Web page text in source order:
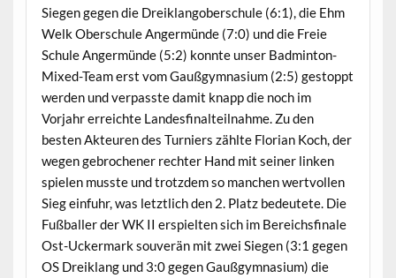
Siegen gegen die Dreiklangoberschule (6:1), die Ehm
Welk Oberschule Angermünde (7:0) und die Freie
Schule Angermünde (5:2) konnte unser Badminton-
Mixed-Team erst vom Gaußgymnasium (2:5) gestoppt
werden und verpasste damit knapp die noch im
Vorjahr erreichte Landesfinalteilnahme. Zu den
besten Akteuren des Turniers zählte Florian Koch, der
wegen gebrochener rechter Hand mit seiner linken
spielen musste und trotzdem so manchen wertvollen
Sieg einfuhr, was letztlich den 2. Platz bedeutete. Die
Fußballer der WK II erspielten sich im Bereichsfinale
Ost-Uckermark souverän mit zwei Siegen (3:1 gegen
OS Dreiklang und 3:0 gegen Gaußgymnasium) die